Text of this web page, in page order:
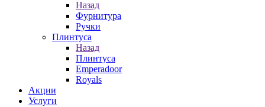
Назад
Фурнитура
Ручки
Плинтуса
Назад
Плинтуса
Emperadoor
Royals
Акции
Услуги